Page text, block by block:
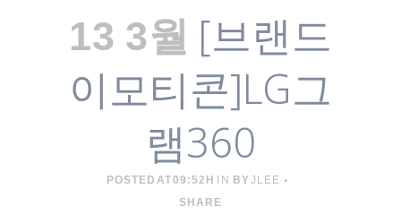
13 3월 [브랜드
이모티콘]LG그
램360
POSTED AT 09:52H IN BYJLEE
SHARE